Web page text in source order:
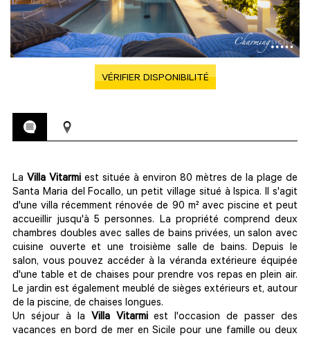
VÉRIFIER DISPONIBILITÉ
La Villa Vitarmi est située à environ 80 mètres de la plage de
Santa Maria del Focallo, un petit village situé à Ispica. Il s'agit
d'une villa récemment rénovée de 90 m² avec piscine et peut
accueillir jusqu'à 5 personnes. La propriété comprend deux
chambres doubles avec salles de bains privées, un salon avec
cuisine ouverte et une troisième salle de bains. Depuis le
salon, vous pouvez accéder à la véranda extérieure équipée
d'une table et de chaises pour prendre vos repas en plein air.
Le jardin est également meublé de sièges extérieurs et, autour
de la piscine, de chaises longues.
Un séjour à la Villa Vitarmiest l'occasion de passer des
vacances en bord de mer en Sicile pour une famille ou deux